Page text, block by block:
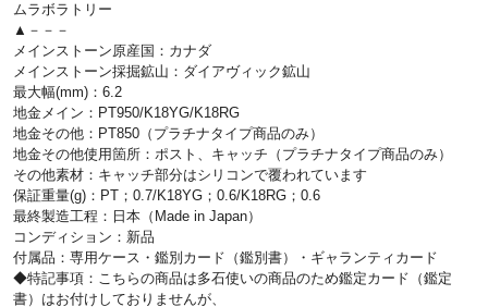
ムラボラトリー
▲－－－
メインストーン原産国：カナダ
メインストーン採掘鉱山：ダイアヴィック鉱山
最大幅(mm)：6.2
地金メイン：PT950/K18YG/K18RG
地金その他：PT850（プラチナタイプ商品のみ）
地金その他使用箇所：ポスト、キャッチ（プラチナタイプ商品のみ）
その他素材：キャッチ部分はシリコンで覆われています
保証重量(g)：PT；0.7/K18YG；0.6/K18RG；0.6
最終製造工程：日本（Made in Japan）
コンディション：新品
付属品：専用ケース・鑑別カード（鑑別書）・ギャランティカード
◆特記事項：こちらの商品は多石使いの商品のため鑑定カード（鑑定
書）はお付けしておりませんが、